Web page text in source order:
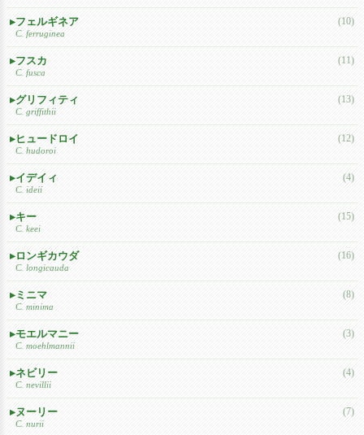
フェルギネア
C. ferruginea
(10)
フスカ
C. fusca
(11)
グリフィティ
C. griffithii
(13)
ヒュードロイ
C. hudoroi
(12)
イデイィ
C. ideii
(4)
キー
C. keei
(15)
ロンギカウダ
C. longicauda
(16)
ミニマ
C. minima
(8)
モエルマニー
C. moehlmannii
(3)
ネビリー
C. nevillii
(4)
ヌーリー
C. nurii
(7)